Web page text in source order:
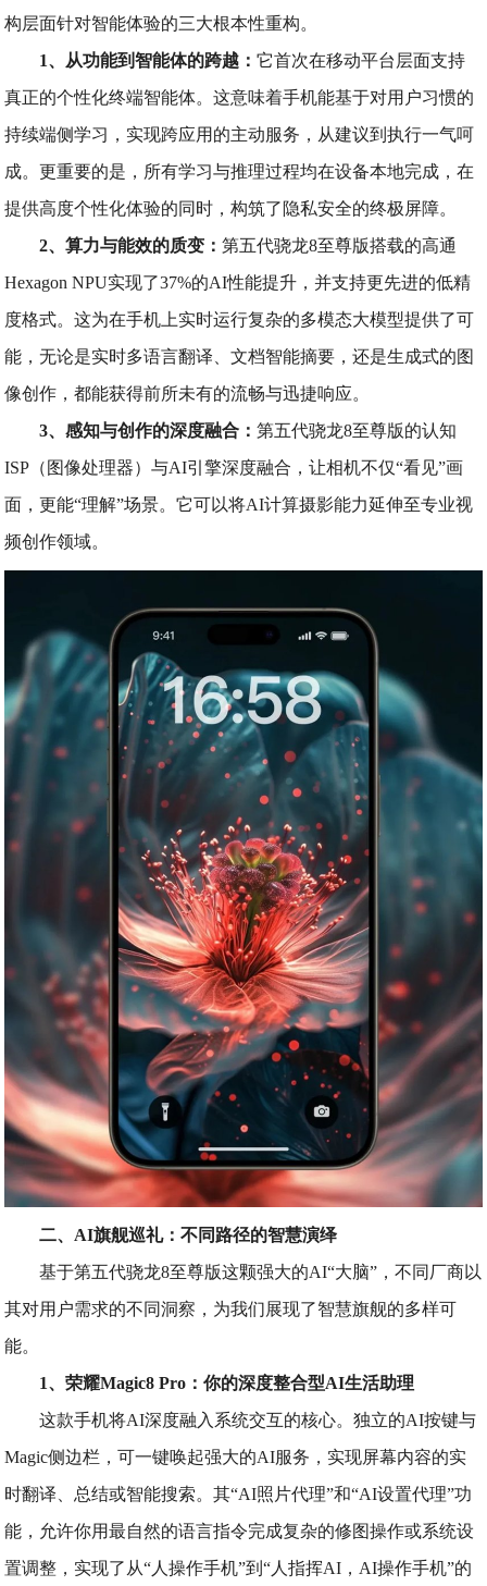
构层面针对智能体验的三大根本性重构。
1、从功能到智能体的跨越：它首次在移动平台层面支持
真正的个性化终端智能体。这意味着手机能基于对用户习惯的
持续端侧学习，实现跨应用的主动服务，从建议到执行一气呵
成。更重要的是，所有学习与推理过程均在设备本地完成，在
提供高度个性化体验的同时，构筑了隐私安全的终极屏障。
2、算力与能效的质变：第五代骁龙8至尊版搭载的高通
Hexagon NPU实现了37%的AI性能提升，并支持更先进的低精
度格式。这为在手机上实时运行复杂的多模态大模型提供了可
能，无论是实时多语言翻译、文档智能摘要，还是生成式的图
像创作，都能获得前所未有的流畅与迅捷响应。
3、感知与创作的深度融合：第五代骁龙8至尊版的认知
ISP（图像处理器）与AI引擎深度融合，让相机不仅“看见”画
面，更能“理解”场景。它可以将AI计算摄影能力延伸至专业视
频创作领域。
二、AI旗舰巡礼：不同路径的智慧演绎
基于第五代骁龙8至尊版这颗强大的AI“大脑”，不同厂商以
其对用户需求的不同洞察，为我们展现了智慧旗舰的多样可
能。
1、荣耀Magic8 Pro：你的深度整合型AI生活助理
这款手机将AI深度融入系统交互的核心。独立的AI按键与
Magic侧边栏，可一键唤起强大的AI服务，实现屏幕内容的实
时翻译、总结或智能搜索。其“AI照片代理”和“AI设置代理”功
能，允许你用最自然的语言指令完成复杂的修图操作或系统设
置调整，实现了从“人操作手机”到“人指挥AI，AI操作手机”的